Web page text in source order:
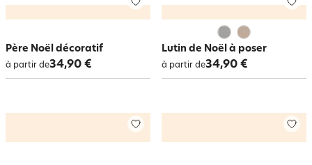
Père Noël décoratif
à partir de34,90 €
Lutin de Noël à poser
à partir de34,90 €